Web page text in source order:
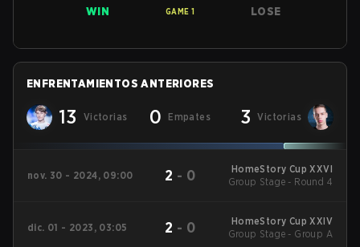
WIN GAME 1 LOSE
ENFRENTAMIENTOS ANTERIORES
13 Victorias 0 Empates 3 Victorias
nov. 30 - 2024, 09:00 2 - 0
HomeStory Cup XXVI
Group Stage - Round 4
dic. 01 - 2023, 03:05 2 - 0
HomeStory Cup XXIV
Group Stage - Group A